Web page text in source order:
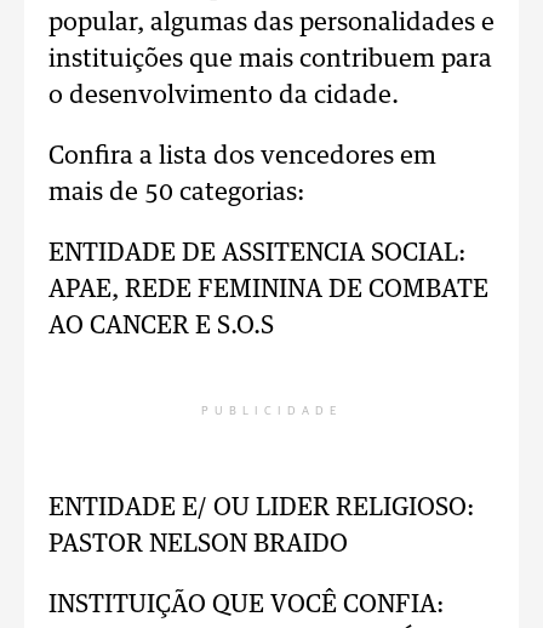
popular, algumas das personalidades e
instituições que mais contribuem para
o desenvolvimento da cidade.
Confira a lista dos vencedores em
mais de 50 categorias:
ENTIDADE DE ASSITENCIA SOCIAL:
APAE, REDE FEMININA DE COMBATE
AO CANCER E S.O.S
PUBLICIDADE
ENTIDADE E/ OU LIDER RELIGIOSO:
PASTOR NELSON BRAIDO
INSTITUIÇÃO QUE VOCÊ CONFIA: